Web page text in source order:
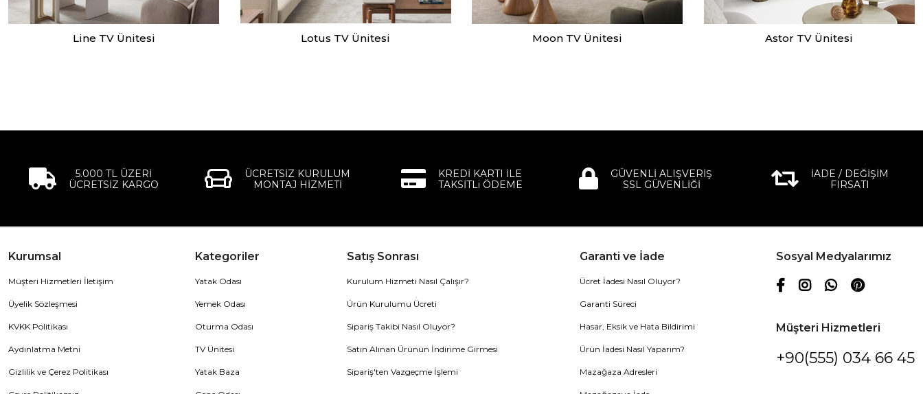
Line TV Ünitesi Lotus TV Ünitesi Moon TV Ünitesi Astor TV Ünitesi
5.000 TL ÜZERİ
ÜCRETSİZ KARGO
ÜCRETSİZ KURULUM
MONTAJ HİZMETİ
KREDİ KARTI İLE
TAKSİTLi ÖDEME
GÜVENLİ ALIŞVERİŞ
SSL GÜVENLİĞİ
İADE / DEĞİŞİM
FIRSATI
Kurumsal
Müşteri Hizmetleri İletişim
Üyelik Sözleşmesi
KVKK Politikası
Aydınlatma Metni
Gizlilik ve Çerez Politikası
Kategoriler
Yatak Odası
Yemek Odası
Oturma Odası
TV Ünitesi
Yatak Baza
Satış Sonrası
Kurulum Hizmeti Nasıl Çalışır?
Ürün Kurulumu Ücreti
Sipariş Takibi Nasıl Oluyor?
Satın Alınan Ürünün İndirime Girmesi
Sipariş'ten Vazgeçme İşlemi
Garanti ve İade
Ücret İadesi Nasıl Oluyor?
Garanti Süreci
Hasar, Eksik ve Hata Bildirimi
Ürün İadesi Nasıl Yaparım?
Mazağaza Adresleri
Sosyal Medyalarımız
Müşteri Hizmetleri
+90(555) 034 66 45